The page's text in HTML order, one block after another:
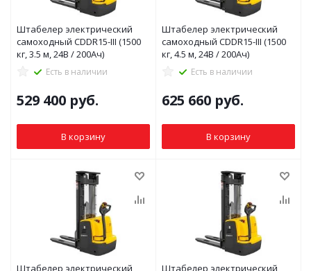
Штабелер электрический
самоходный CDDR15-III (1500
кг, 3.5 м, 24В / 200Ач)
Есть в наличии
529 400 руб.
В корзину
Штабелер электрический
самоходный CDDR15-III (1500
кг, 4.5 м, 24В / 200Ач)
Есть в наличии
625 660 руб.
В корзину
Штабелер электрический
Штабелер электрический